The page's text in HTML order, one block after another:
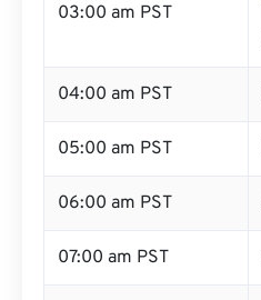
03:00 am PST
04:00 am PST
05:00 am PST
06:00 am PST
07:00 am PST